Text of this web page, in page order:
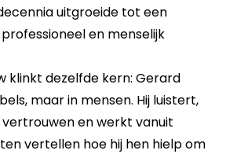
uitgroeide tot een
en menselijk
klinkt dezelfde kern: Gerard
maar in mensen. Hij luistert,
en werkt vanuit
vertellen hoe hij hen hielp om